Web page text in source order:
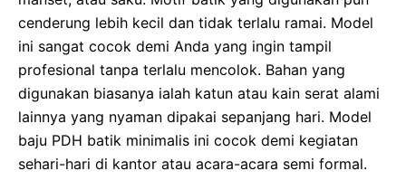
cenderung lebih kecil dan tidak terlalu ramai. Model
ini sangat cocok demi Anda yang ingin tampil
profesional tanpa terlalu mencolok. Bahan yang
digunakan biasanya ialah katun atau kain serat alami
lainnya yang nyaman dipakai sepanjang hari. Model
baju PDH batik minimalis ini cocok demi kegiatan
sehari-hari di kantor atau acara-acara semi formal.